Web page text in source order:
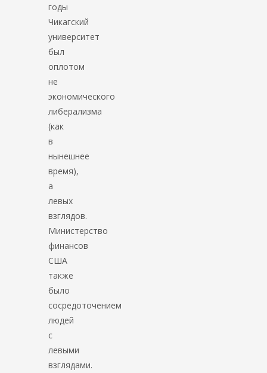
годы
Чикагский
университет
был
оплотом
не
экономического
либерализма
(как
в
нынешнее
время),
а
левых
взглядов.
Министерство
финансов
США
также
было
сосредоточением
людей
с
левыми
взглядами.